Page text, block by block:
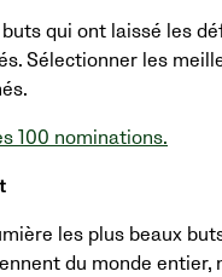
qui ont laissé les
Sélectionner les
100 nominations.
les plus beaux
du monde entier,